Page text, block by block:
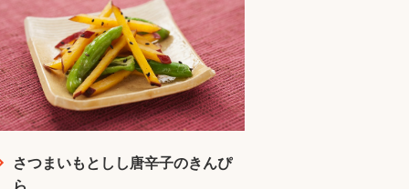
さつまいもとしし唐辛子のきんぴ
ら